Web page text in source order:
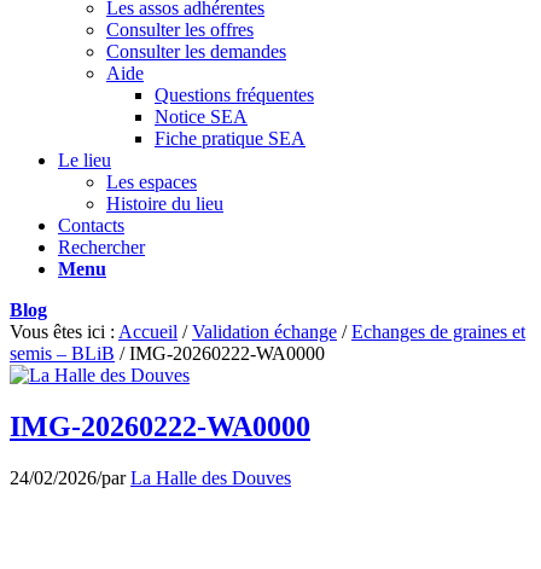
Les assos adhérentes
Consulter les offres
Consulter les demandes
Aide
Questions fréquentes
Notice SEA
Fiche pratique SEA
Le lieu
Les espaces
Histoire du lieu
Contacts
Rechercher
Menu
Blog
Vous êtes ici : Accueil / Validation échange / Echanges de graines et
semis – BLiB / IMG-20260222-WA0000
IMG-20260222-WA0000
24/02/2026/parLa Halle des Douves